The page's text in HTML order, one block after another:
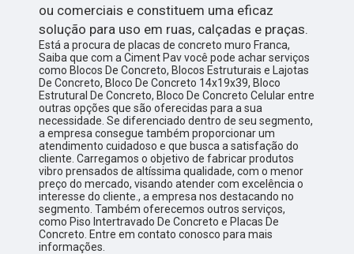
ou comerciais e constituem uma eficaz
solução para uso em ruas, calçadas e praças.
Está a procura de placas de concreto muro Franca,
Saiba que com a Ciment Pav você pode achar serviços
como Blocos De Concreto, Blocos Estruturais e Lajotas
De Concreto, Bloco De Concreto 14x19x39, Bloco
Estrutural De Concreto, Bloco De Concreto Celular entre
outras opções que são oferecidas para a sua
necessidade. Se diferenciado dentro de seu segmento,
a empresa consegue também proporcionar um
atendimento cuidadoso e que busca a satisfação do
cliente. Carregamos o objetivo de fabricar produtos
vibro prensados de altíssima qualidade, com o menor
preço do mercado, visando atender com excelência o
interesse do cliente., a empresa nos destacando no
segmento. Também oferecemos outros serviços,
como Piso Intertravado De Concreto e Placas De
Concreto. Entre em contato conosco para mais
informações.